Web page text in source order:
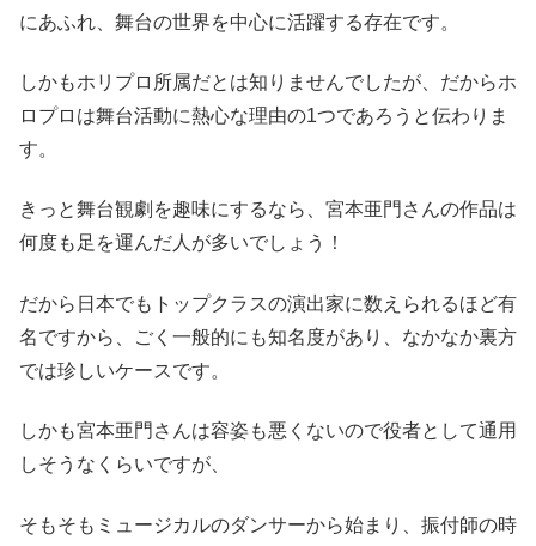
にあふれ、舞台の世界を中心に活躍する存在です。
しかもホリプロ所属だとは知りませんでしたが、だからホ
ロプロは舞台活動に熱心な理由の1つであろうと伝わりま
す。
きっと舞台観劇を趣味にするなら、宮本亜門さんの作品は
何度も足を運んだ人が多いでしょう！
だから日本でもトップクラスの演出家に数えられるほど有
名ですから、ごく一般的にも知名度があり、なかなか裏方
では珍しいケースです。
しかも宮本亜門さんは容姿も悪くないので役者として通用
しそうなくらいですが、
そもそもミュージカルのダンサーから始まり、振付師の時